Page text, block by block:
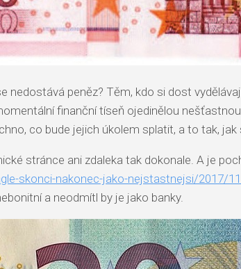
nedostává peněz? Těm, kdo si dost
finanční tíseň ojedinělou
co bude jejich úkolem splatit, a to tak, jak
stránce ani zdaleka tak dokonale. A je
skonci-nakonec-jako-nejstastnejsi/2017/
a neodmítl by je jako banky.